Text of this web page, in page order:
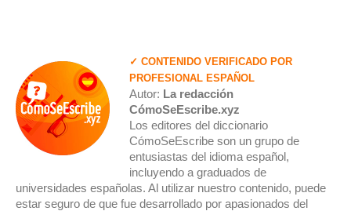
✓ CONTENIDO VERIFICADO POR
PROFESIONAL ESPAÑOL
Autor: La redacción
CómoSeEscribe.xyz
Los editores del diccionario
CómoSeEscribe son un grupo de
entusiastas del idioma español,
incluyendo a graduados de
universidades españolas. Al utilizar nuestro contenido, puede
estar seguro de que fue desarrollado por apasionados del